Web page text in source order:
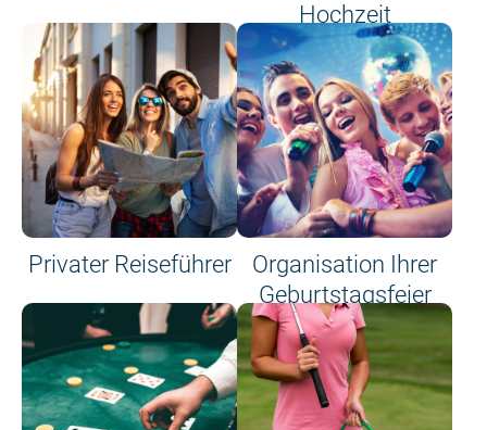
Hochzeit
Privater Reiseführer
Organisation Ihrer
Geburtstagsfeier